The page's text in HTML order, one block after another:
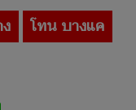
โทน บางแค